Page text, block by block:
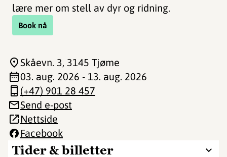
lære mer om stell av dyr og ridning.
Book nå
Tider & billetter
Skåevn. 3, 3145 Tjøme
03. aug. 2026 - 13. aug. 2026
(+47) 901 28 457
Send e-post
Nettside
Facebook